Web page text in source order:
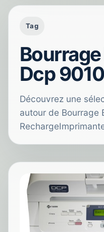
Tag
Dcp
Découvrez une
autour de Bourrage